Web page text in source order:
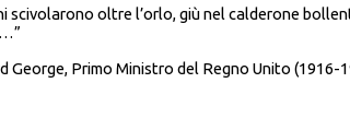
scivolarono oltre l’orlo, giù nel calderone
George, Primo Ministro del Regno Unito (1916-